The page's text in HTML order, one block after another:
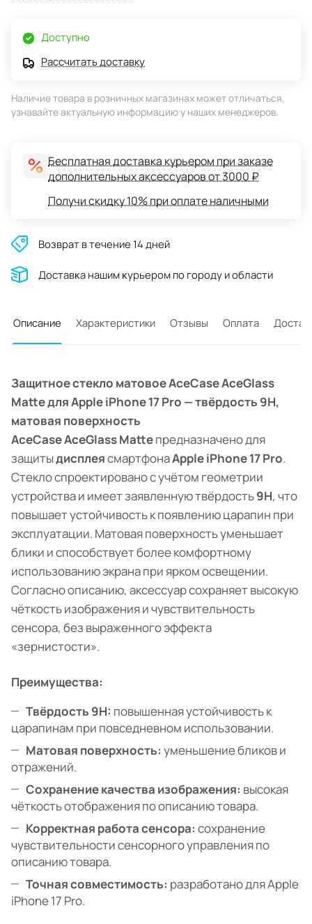
Доступно
Рассчитать доставку
Наличие товара в розничных магазинах может отличаться,
узнавайте актуальную информацию у наших менеджеров.
Бесплатная доставка курьером при заказе
дополнительных аксессуаров от 3000 ₽
Получи скидку 10% при оплате наличными
Возврат в течение 14 дней
Доставĸа нашим ĸурьером по городу и области
Описание Характеристики Отзывы Оплата
Защитное стекло матовое AceCase AceGlass
Matte для Apple iPhone 17 Pro — твёрдость 9H,
матовая поверхность
AceCase AceGlass Matteпредназначено для
защитыдисплеясмартфонаApple iPhone 17 Pro.
Стекло спроектировано с учётом геометрии
устройства и имеет заявленную твёрдость9H, что
повышает устойчивость к появлению царапин при
эксплуатации. Матовая поверхность уменьшает
блики и способствует более комфортному
использованию экрана при ярком освещении.
Согласно описанию, аксессуар сохраняет высокую
чёткость изображения и чувствительность
сенсора, без выраженного эффекта
«зернистости».
Преимущества:
Твёрдость 9H: повышенная устойчивость к
царапинам при повседневном использовании.
Матовая поверхность: уменьшение бликов и
отражений.
Сохранение качества изображения: высокая
чёткость отображения по описанию товара.
Корректная работа сенсора: сохранение
чувствительности сенсорного управления по
описанию товара.
Точная совместимость: разработано для Apple
iPhone 17 Pro.